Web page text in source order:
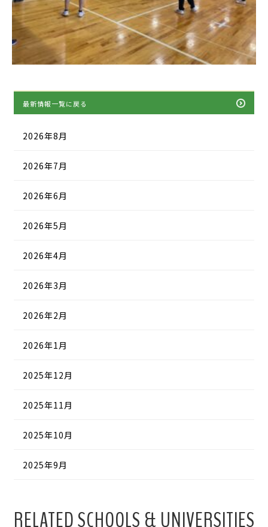
最新情報一覧に戻る
2026年8月
2026年7月
2026年6月
2026年5月
2026年4月
2026年3月
2026年2月
2026年1月
2025年12月
2025年11月
2025年10月
2025年9月
RELATED SCHOOLS & UNIVERSITIES